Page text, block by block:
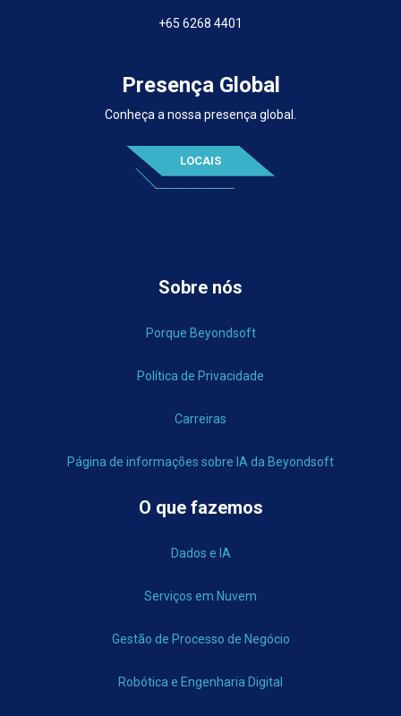
+65 6268 4401
Presença Global
Conheça a nossa presença global.
LOCAIS
Sobre nós
Porque Beyondsoft
Política de Privacidade
Carreiras
Página de informações sobre IA da Beyondsoft
O que fazemos
Dados e IA
Serviços em Nuvem
Gestão de Processo de Negócio
Robótica e Engenharia Digital